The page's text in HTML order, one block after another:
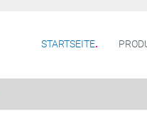
STARTSEITE